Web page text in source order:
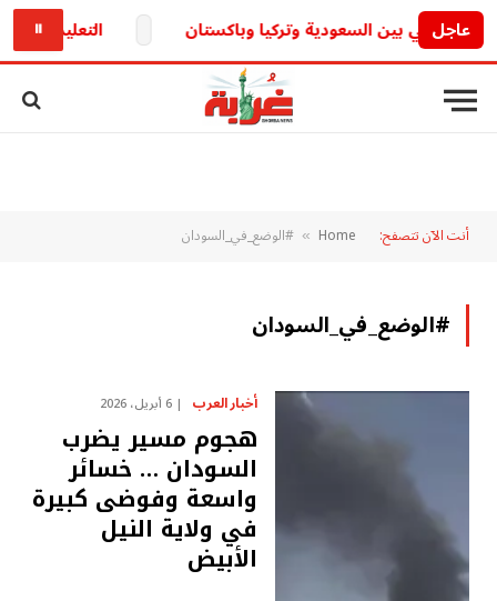
عاجل التعليم تكشف.. حقيقة تأجيل
⏸
أنت الآن تتصفح: Home
» #الوضع_في_السودان
#الوضع_في_السودان
أخبار العرب 6 أبريل، 2026
هجوم مسير يضرب
السودان … خسائر
واسعة وفوضى كبيرة
في ولاية النيل
الأبيض